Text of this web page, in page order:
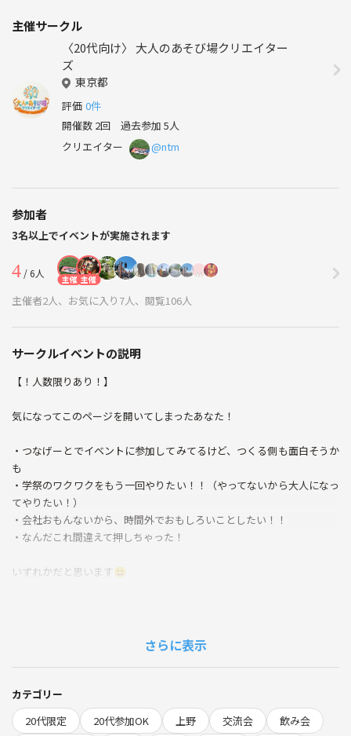
主催サークル
〈20代向け〉 大人のあそび場クリエイター
ズ
東京都
評価 0件
開催数 2回 過去参加 5人
クリエイター
@ntm
参加者
3名以上でイベントが実施されます
4/ 6人 主催 主催
主催者2人、お気に入り7人、閲覧106人
サークルイベントの説明
【！人数限りあり！】
気になってこのページを開いてしまったあなた！
・つなげーとでイベントに参加してみてるけど、つくる側も面白そうか
も
・学祭のワクワクをもう一回やりたい！！（やってないから大人になっ
てやりたい！）
・会社おもんないから、時間外でおもしろいことしたい！！
・なんだこれ間違えて押しちゃった！
いずれかだと思います😃
を使用している集団)、アカデミーやスクール、投資、保険、不動産等
やりましょう大人の遊び場づくり！ということで、
短期間でイベントを一緒に創りたい方を募集し
さらに表示
カテゴリー
20代限定
20代参加OK 上野 交流会
飲み会